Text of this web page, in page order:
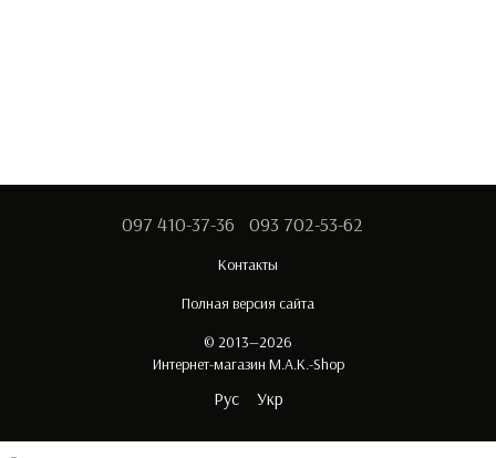
097 410-37-36 093 702-53-62
Контакты
Полная версия сайта
© 2013—2026
Интернет-магазин M.A.K.-Shop
Рус Укр